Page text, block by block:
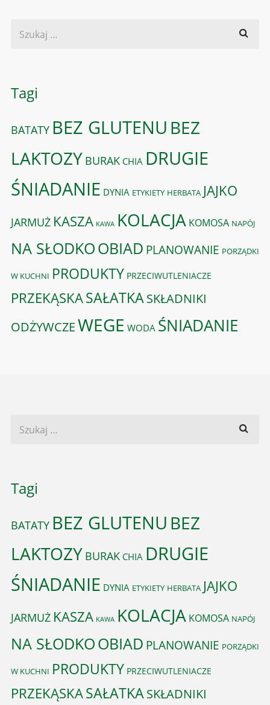
Tagi
BATATY BEZ GLUTENU BEZ
LAKTOZY BURAK CHIA DRUGIE
ŚNIADANIE DYNIA ETYKIETY HERBATA JAJKO
JARMUŻ KASZA KAWA KOLACJA KOMOSA NAPÓJ
NA SŁODKOOBIAD PLANOWANIE PORZĄDKI
W KUCHNI PRODUKTY PRZECIWUTLENIACZE
PRZEKĄSKASAŁATKASKŁADNIKI
ODŻYWCZEWEGE WODA ŚNIADANIE
Tagi
BATATY BEZ GLUTENU BEZ
LAKTOZY BURAK CHIA DRUGIE
ŚNIADANIE DYNIA ETYKIETY HERBATA JAJKO
JARMUŻ KASZA KAWA KOLACJA KOMOSA NAPÓJ
NA SŁODKOOBIAD PLANOWANIE PORZĄDKI
W KUCHNI PRODUKTY PRZECIWUTLENIACZE
PRZEKĄSKASAŁATKASKŁADNIKI